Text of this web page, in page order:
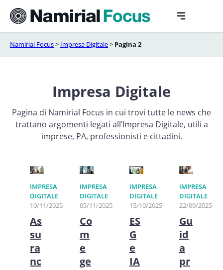
contenuto
Namirial Focus> Impresa Digitale> Pagina 2
Impresa Digitale
Pagina di Namirial Focus in cui trovi tutte le news che
trattano argomenti legati all’Impresa Digitale, utili a
imprese, PA, professionisti e cittadini.
IMPRESA
DIGITALE
10/11/2025
As
su
ra
nc
IMPRESA
DIGITALE
05/11/2025
Co
m
e
ge
IMPRESA
DIGITALE
15/10/2025
ES
G
e
IA
IMPRESA
DIGITALE
22/09/2025
Gu
id
a
pr